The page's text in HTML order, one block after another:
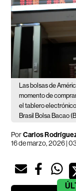
Las bolsas de
momento de
el tablero
Brasil Bolsa Bacao
PorCarlos
16 de marzo, 2026 |